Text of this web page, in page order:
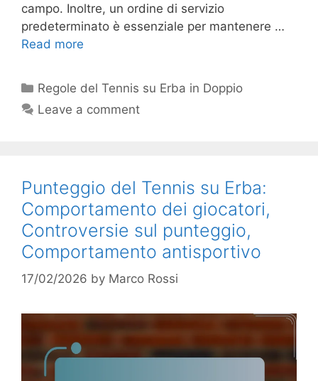
campo. Inoltre, un ordine di servizio
predeterminato è essenziale per mantenere …
Read more
Categories
Regole del Tennis su Erba in Doppio
Leave a comment
Punteggio del Tennis su Erba:
Comportamento dei giocatori,
Controversie sul punteggio,
Comportamento antisportivo
17/02/2026 by Marco Rossi